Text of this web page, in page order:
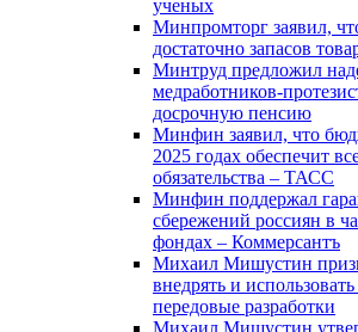
ученых
Минпромторг заявил,
достаточно запасов
Минтруд предложил
медработников-
досрочную пенсию
Минфин заявил, что
2025 годах обеспечит
обязательства – ТАСС
Минфин поддержал
сбережений россиян в
фондах – Коммерсантъ
Михаил Мишустин
внедрять и
передовые разработки
Михаил Мишустин